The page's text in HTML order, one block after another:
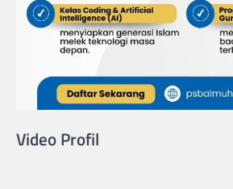
Video Profil